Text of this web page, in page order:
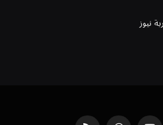
نيوز